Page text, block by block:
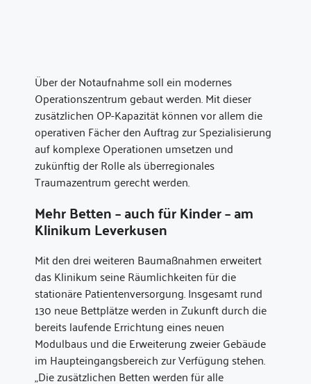
Über der Notaufnahme soll ein modernes
Operationszentrum gebaut werden. Mit dieser
zusätzlichen OP-Kapazität können vor allem die
operativen Fächer den Auftrag zur Spezialisierung
auf komplexe Operationen umsetzen und
zukünftig der Rolle als überregionales
Traumazentrum gerecht werden.
Mehr Betten – auch für Kinder – am
Klinikum Leverkusen
Mit den drei weiteren Baumaßnahmen erweitert
das Klinikum seine Räumlichkeiten für die
stationäre Patientenversorgung. Insgesamt rund
130 neue Bettplätze werden in Zukunft durch die
bereits laufende Errichtung eines neuen
Modulbaus und die Erweiterung zweier Gebäude
im Haupteingangsbereich zur Verfügung stehen.
„Die zusätzlichen Betten werden für alle